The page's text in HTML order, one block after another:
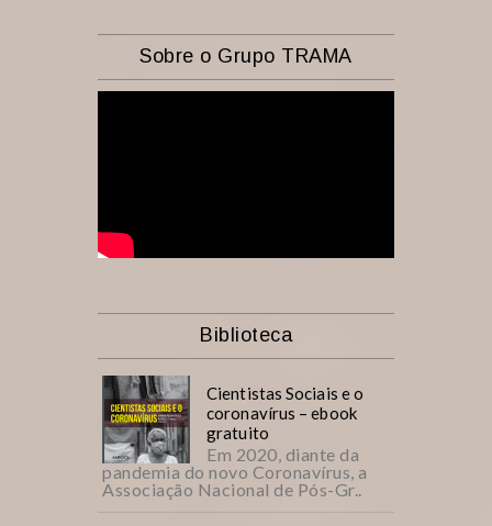
Sobre o Grupo TRAMA
Biblioteca
Cientistas Sociais e o
coronavírus – ebook
gratuito
Em 2020, diante da
pandemia do novo Coronavírus, a
Associação Nacional de Pós-Gr..